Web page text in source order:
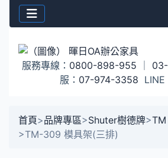
服務專線： 0800-898-955
服： 07-974-3358 LINE
首頁>品牌專區>Shuter樹德牌>TM
>TM-309 模具架(三排)